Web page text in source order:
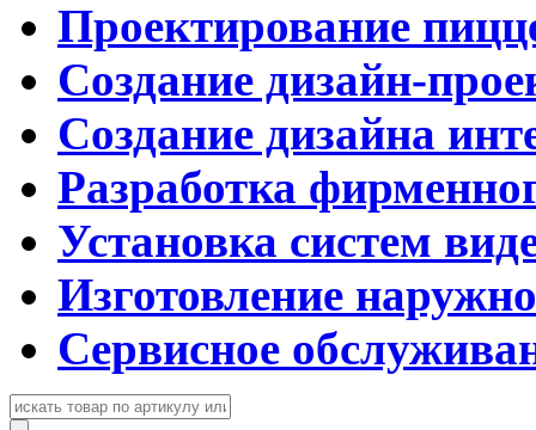
Проектирование
Создание дизайн-
Создание дизайна
Разработка
Установка систем
Изготовление
Сервисное